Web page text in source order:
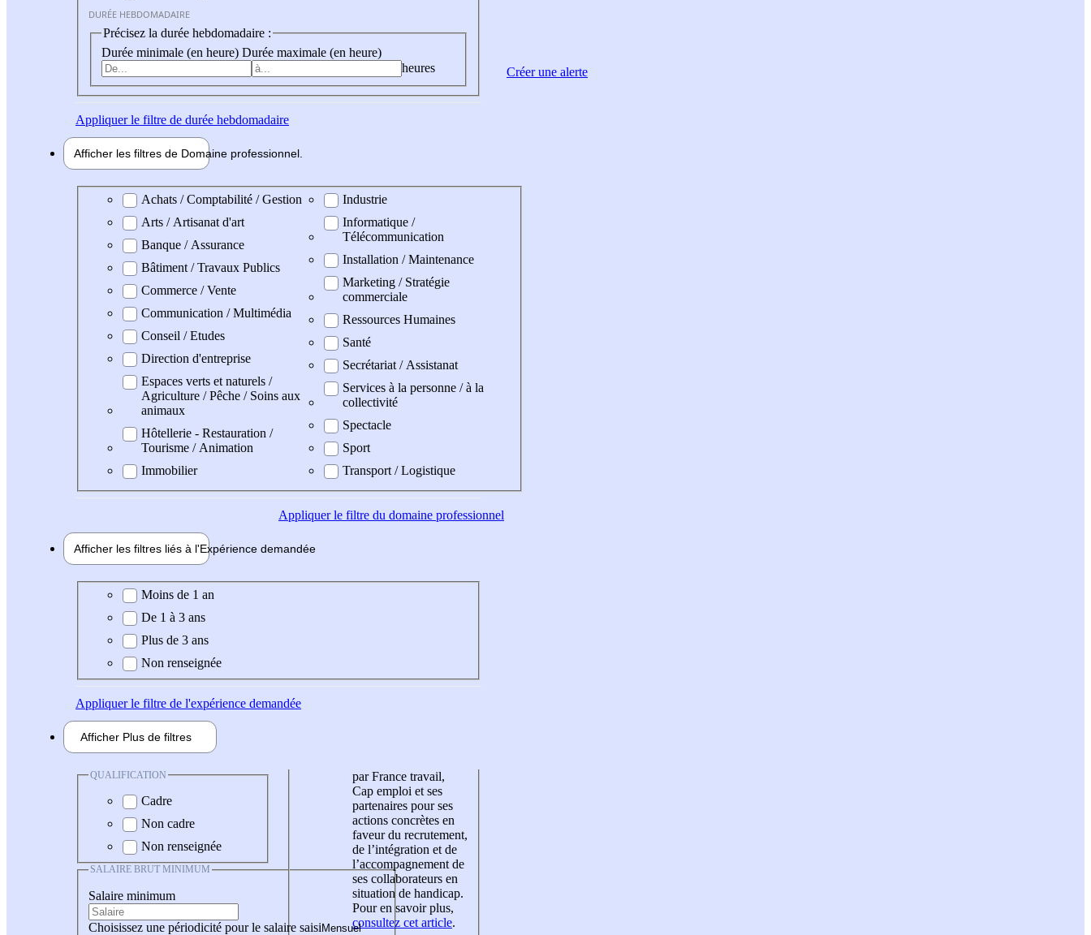
DURÉE HEBDOMADAIRE
Précisez la durée hebdomadaire :
Durée minimale (en heure) Durée maximale (en heure)
heures
Appliquerle filtre de durée hebdomadaire
Afficher les filtres de Domaine professionnel
Domaine professionel
Achats / Comptabilité / Gestion
Arts / Artisanat d'art
Banque / Assurance
Bâtiment / Travaux Publics
Commerce / Vente
Communication / Multimédia
Conseil / Etudes
Direction d'entreprise
Espaces verts et naturels /
Agriculture / Pêche / Soins aux
animaux
Hôtellerie - Restauration /
Tourisme / Animation
Immobilier
Industrie
Informatique /
Télécommunication
Installation / Maintenance
Marketing / Stratégie
commerciale
Ressources Humaines
Santé
Secrétariat / Assistanat
Services à la personne / à la
collectivité
Spectacle
Sport
Transport / Logistique
Appliquerle filtre du domaine professionnel
Afficher les filtres liés à l'Expérience demandée
Expérience demandée
Moins de 1 an
De 1 à 3 ans
Plus de 3 ans
Non renseignée
Appliquerle filtre de l'expérience demandée
Afficher Plus de filtres
QUALIFICATION
Cadre
Non cadre
Non renseignée
SALAIRE BRUT MINIMUM
Salaire minimum
Choisissez une périodicité pour le salaire saisi
par France travail,
Cap emploi et ses
partenaires pour ses
actions concrètes en
faveur du recrutement,
de l’intégration et de
l’accompagnement de
ses collaborateurs en
situation de handicap.
Pour en savoir plus,
consultez cet article.
Créer une alerte